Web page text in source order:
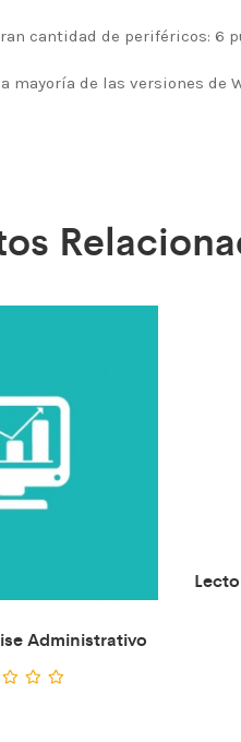
cantidad de periféricos: 6
mayoría de las versiones de
Administrativo